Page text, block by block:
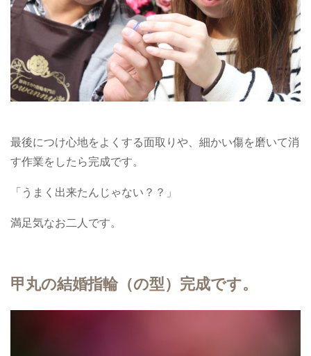
最後につけ心地をよくする面取りや、細かい傷を磨いて消
す作業をしたら完成です。
「うまく出来たんじゃない？？」
満足気なお二人です。
甲丸の結婚指輪（の型）完成です。